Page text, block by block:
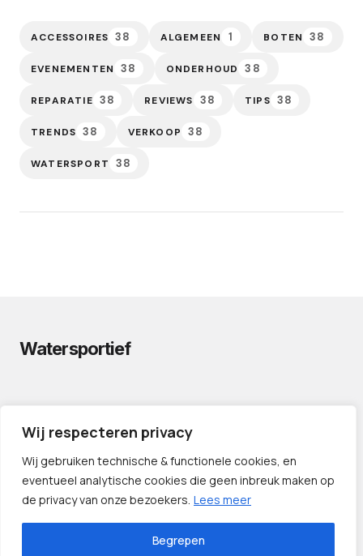
Wij respecteren privacy
Wij gebruiken technische & functionele cookies, en
eventueel analytische cookies die geen inbreuk maken op
de privacy van onze bezoekers. Lees meer
Begrepen
ACCESSOIRES 38 ALGEMEEN 1 BOTEN 38
EVENEMENTEN 38 ONDERHOUD 38
REPARATIE 38 REVIEWS 38 TIPS 38
TRENDS 38 VERKOOP 38
WATERSPORT 38
Watersportief
CONTACT
©️ 2024 — Watersportief.